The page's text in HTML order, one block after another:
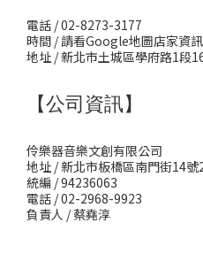
電話 / 02-8273-3177
時間 / 請看Google地圖店家資
地址 / 新北市土城區學府路1段
【公司資訊】
伶樂器音樂文創有限公司
地址 / 新北市板橋區南門街14號
統編 / 94236063
電話 / 02-2968-9923
負責人 / 蔡堯淳